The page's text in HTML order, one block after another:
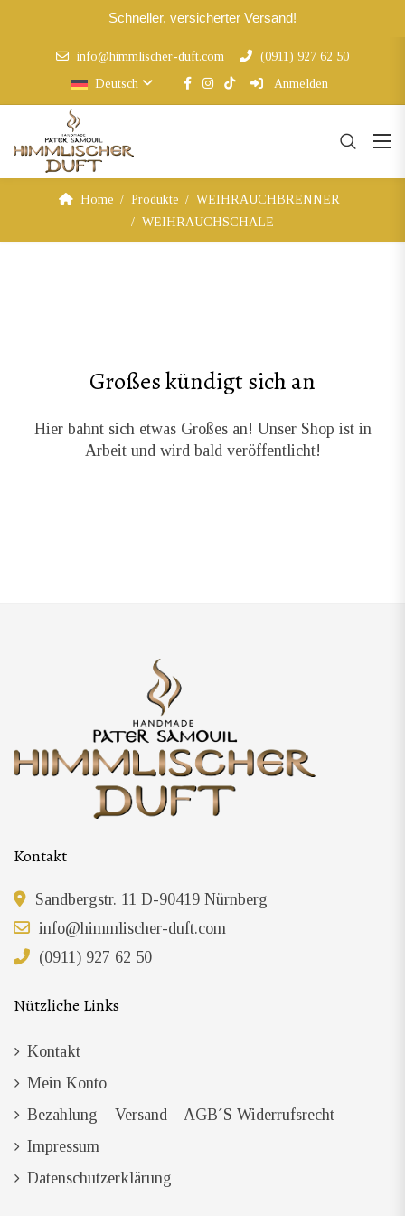
Schneller, versicherter Versand!
info@himmlischer-duft.com
(0911) 927 62 50
Deutsch
Anmelden
Home Produkte
WEIHRAUCHBRENNER
WEIHRAUCHSCHALE
Großes kündigt sich an
Hier bahnt sich etwas Großes an! Unser Shop ist in
Arbeit und wird bald veröffentlicht!
Kontakt
Sandbergstr. 11 D-90419 Nürnberg
info@himmlischer-duft.com
(0911) 927 62 50
Nützliche Links
Kontakt
Mein Konto
Bezahlung – Versand – AGB´s Widerrufsrecht
Impressum
Datenschutzerklärung